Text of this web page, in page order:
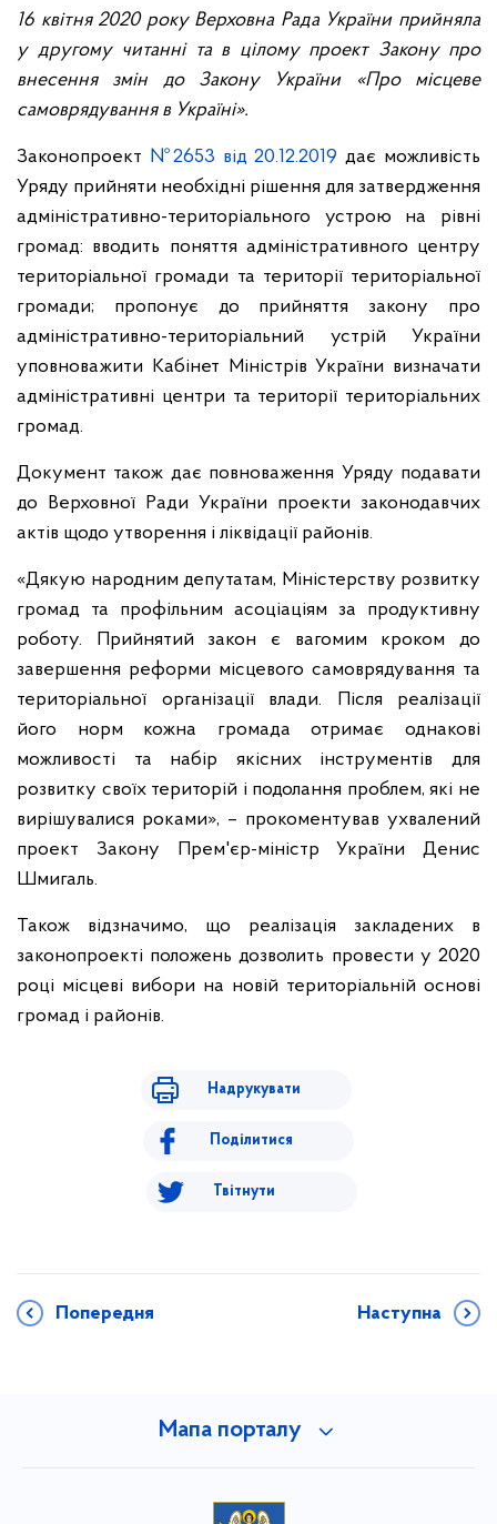
16 квітня 2020 року Верховна Рада України прийняла
у другому читанні та в цілому проект Закону про
внесення змін до Закону України «Про місцеве
самоврядування в Україні».
Законопроект №2653 від 20.12.2019 дає можливість
Уряду прийняти необхідні рішення для затвердження
адміністративно-територіального устрою на рівні
громад: вводить поняття адміністративного центру
територіальної громади та території територіальної
громади; пропонує до прийняття закону про
адміністративно-територіальний устрій України
уповноважити Кабінет Міністрів України визначати
адміністративні центри та території територіальних
громад.
Документ також дає повноваження Уряду подавати
до Верховної Ради України проекти законодавчих
актів щодо утворення і ліквідації районів.
«Дякую народним депутатам, Міністерству розвитку
громад та профільним асоціаціям за продуктивну
роботу. Прийнятий закон є вагомим кроком до
завершення реформи місцевого самоврядування та
територіальної організації влади. Після реалізації
його норм кожна громада отримає однакові
можливості та набір якісних інструментів для
розвитку своїх територій і подолання проблем, які не
вирішувалися роками», – прокоментував ухвалений
проект Закону Прем'єр-міністр України Денис
Шмигаль.
Також відзначимо, що реалізація закладених в
законопроекті положень дозволить провести у 2020
році місцеві вибори на новій територіальній основі
громад і районів.
Надрукувати
Поділитися
Твітнути
Попередня Наступна
Мапа порталу